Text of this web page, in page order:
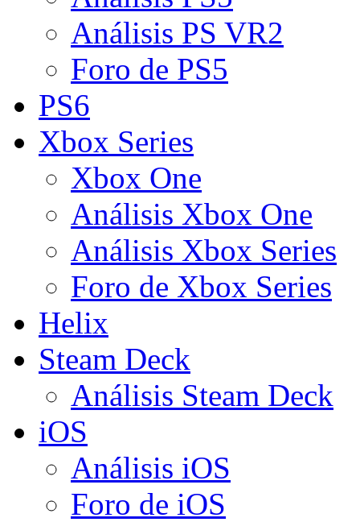
Análisis PS VR2
Foro de PS5
PS6
Xbox Series
Xbox One
Análisis Xbox One
Análisis Xbox Series
Foro de Xbox Series
Helix
Steam Deck
Análisis Steam Deck
iOS
Análisis iOS
Foro de iOS